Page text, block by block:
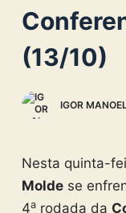
e
(13/10)
IGOR MANOEL
Nesta quinta-
Moldese
4arodada da